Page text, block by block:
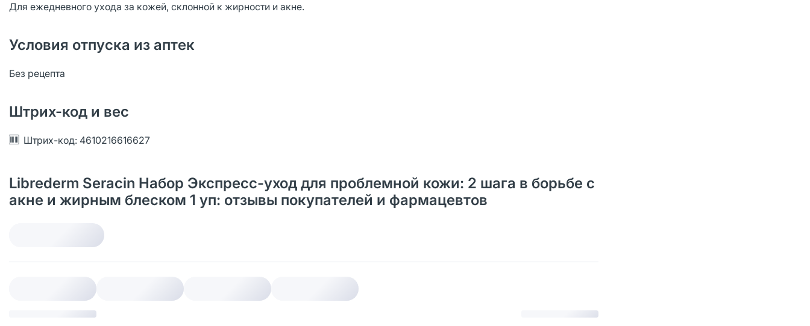
Для ежедневного ухода за кожей, склонной к жирности и акне.
Условия отпуска из аптек
Без рецепта
Штрих-код и вес
Штрих-код: 4610216616627
Librederm Seracin Набор Экспресс-уход для проблемной кожи: 2 шага в борьбе с
акне и жирным блеском 1 уп: отзывы покупателей и фармацевтов